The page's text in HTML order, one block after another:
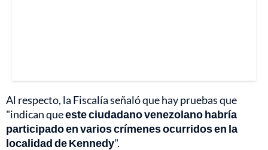
Al respecto, la Fiscalía señaló que hay pruebas que
"indican queeste ciudadano venezolano habría
participado en varios crímenes ocurridos en la
localidad de Kennedy".